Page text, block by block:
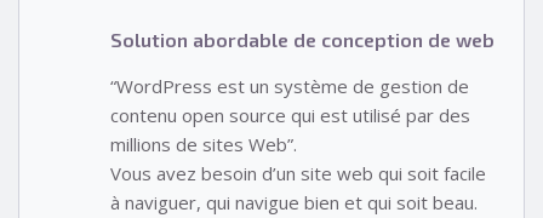
Solution abordable de conception de web
“WordPress est un système de gestion de
contenu open source qui est utilisé par des
millions de sites Web”.
Vous avez besoin d’un site web qui soit facile
à naviguer, qui navigue bien et qui soit beau.